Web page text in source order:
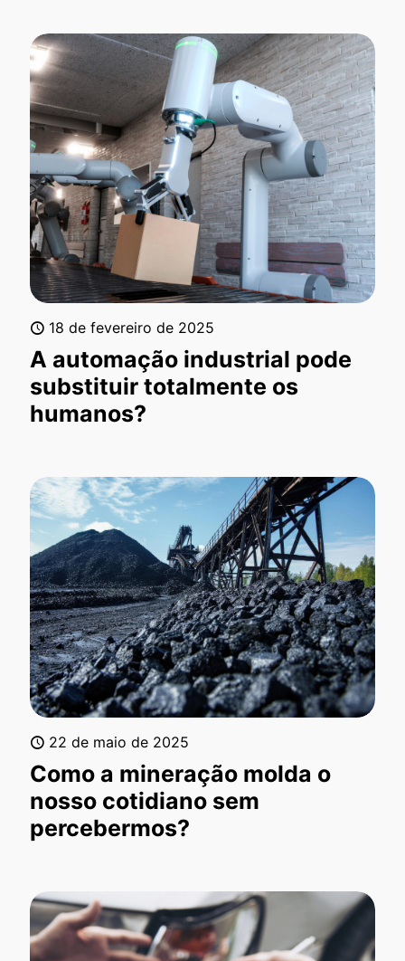
18 de fevereiro de 2025
A automação industrial pode
substituir totalmente os
humanos?
22 de maio de 2025
Como a mineração molda o
nosso cotidiano sem
percebermos?